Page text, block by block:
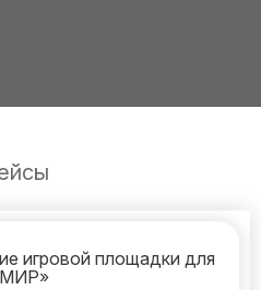
игровой площадки для